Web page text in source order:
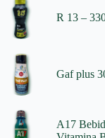
R 13 –
Gaf plus
A17